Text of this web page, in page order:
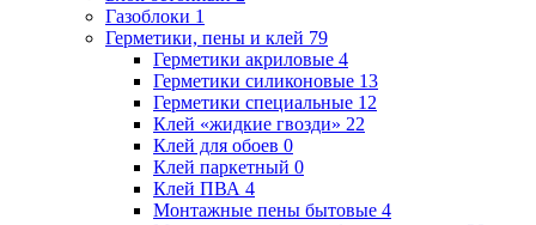
Газоблоки 1
Герметики, пены и клей 79
Герметики акриловые 4
Герметики силиконовые 13
Герметики специальные 12
Клей «жидкие гвозди» 22
Клей для обоев 0
Клей паркетный 0
Клей ПВА 4
Монтажные пены бытовые 4